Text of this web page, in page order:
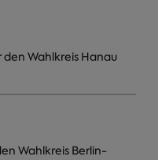
den Wahlkreis Hanau
Wahlkreis Berlin-